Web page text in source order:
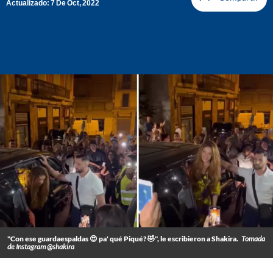
Actualizado: 7 De Oct, 2022
"Con ese guardaespaldas 😍 pa' qué Piqué? 🤣", le escribieron a Shakira. Tomada
de Instagram @shakira